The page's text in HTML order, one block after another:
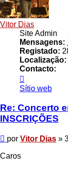
Vitor Dias
Site Admin
Mensagens:
Registado:
Localização:
Contacto:
Vitor
Dias
Sítio web
Re: Concerto
INSCRIÇÕES
Mensagem
por Vitor Dias »
Caros